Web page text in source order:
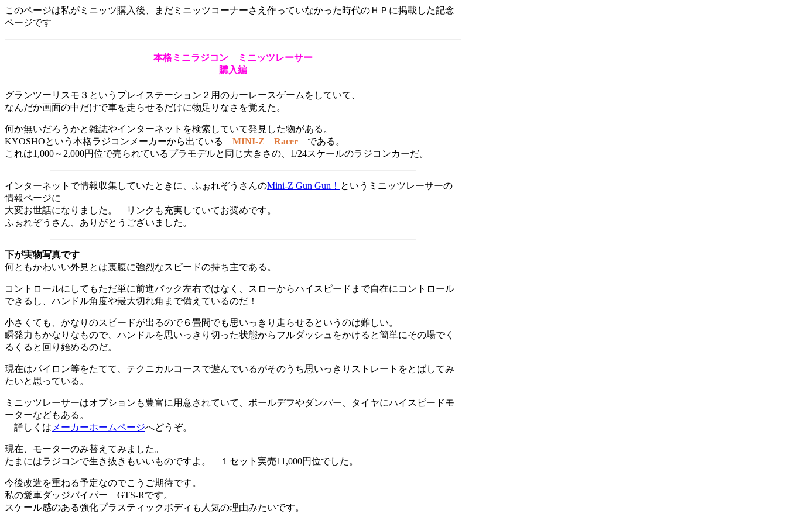
このページは私がミニッツ購入後、まだミニッツコーナーさえ作っていなかった時代のＨＰに掲載した記念
ページです
本格ミニラジコン ミニッツレーサー
購入編
グランツーリスモ３というプレイステーション２用のカーレースゲームをしていて、
なんだか画面の中だけで車を走らせるだけに物足りなさを覚えた。
何か無いだろうかと雑誌やインターネットを検索していて発見した物がある。
KYOSHOという本格ラジコンメーカーから出ている MINI-Z Racer である。
これは1,000～2,000円位で売られているプラモデルと同じ大きさの、1/24スケールのラジコンカーだ。
インターネットで情報収集していたときに、ふぉれぞうさんのMini-Z Gun Gun！ というミニッツレーサーの
情報ページに
大変お世話になりました。 リンクも充実していてお奨めです。
ふぉれぞうさん、ありがとうございました。
下が実物写真です
何ともかわいい外見とは裏腹に強烈なスピードの持ち主である。
コントロールにしてもただ単に前進バック左右ではなく、スローからハイスピードまで自在にコントロール
できるし、ハンドル角度や最大切れ角まで備えているのだ！
小さくても、かなりのスピードが出るので６畳間でも思いっきり走らせるというのは難しい。
瞬発力もかなりなもので、ハンドルを思いっきり切った状態からフルダッシュをかけると簡単にその場でく
るくると回り始めるのだ。
現在はパイロン等をたてて、テクニカルコースで遊んでいるがそのうち思いっきりストレートをとばしてみ
たいと思っている。
ミニッツレーサーはオプションも豊富に用意されていて、ボールデフやダンパー、タイヤにハイスピードモ
ーターなどもある。
詳しくは メーカーホームページへどうぞ。
現在、モーターのみ替えてみました。
たまにはラジコンで生き抜きもいいものですよ。 １セット実売11,000円位でした。
今後改造を重ねる予定なのでこうご期待です。
私の愛車ダッジバイパー GTS-Rです。
スケール感のある強化プラスティックボディも人気の理由みたいです。